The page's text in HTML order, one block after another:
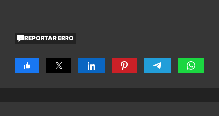
REPORTAR ERRO